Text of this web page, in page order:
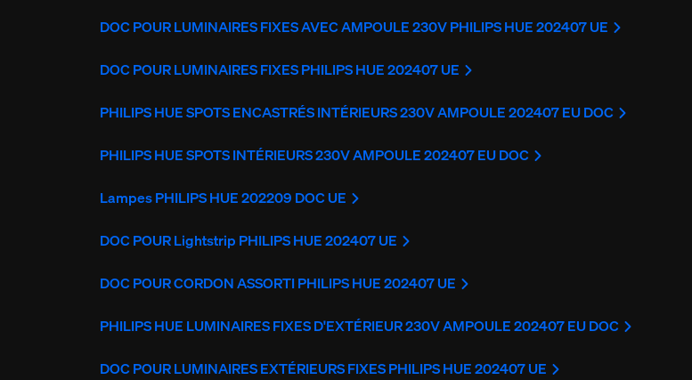
DOC POUR LUMINAIRES FIXES AVEC AMPOULE 230V PHILIPS HUE 202407 UE
DOC POUR LUMINAIRES FIXES PHILIPS HUE 202407 UE
PHILIPS HUE SPOTS ENCASTRÉS INTÉRIEURS 230V AMPOULE 202407 EU DOC
PHILIPS HUE SPOTS INTÉRIEURS 230V AMPOULE 202407 EU DOC
Lampes PHILIPS HUE 202209 DOC UE
DOC POUR Lightstrip PHILIPS HUE 202407 UE
DOC POUR CORDON ASSORTI PHILIPS HUE 202407 UE
PHILIPS HUE LUMINAIRES FIXES D'EXTÉRIEUR 230V AMPOULE 202407 EU DOC
DOC POUR LUMINAIRES EXTÉRIEURS FIXES PHILIPS HUE 202407 UE